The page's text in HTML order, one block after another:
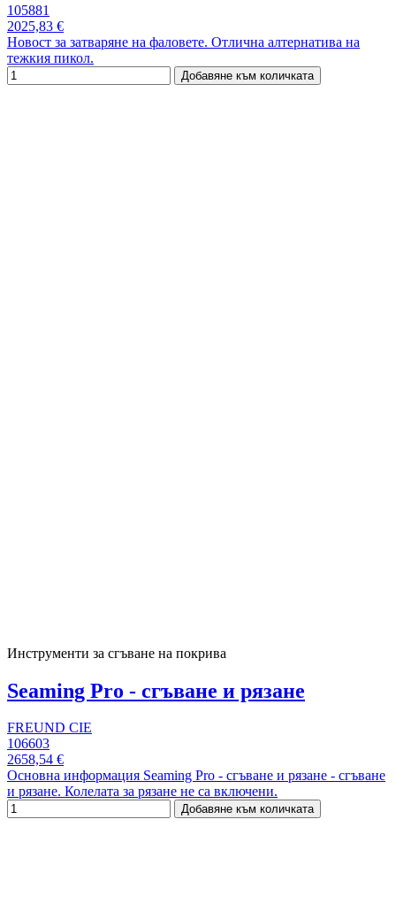
105881
2025,83 €
Новост за затваряне на фаловете. Отлична алтернатива на
тежкия пикол.
Добавяне към количката
Инструменти за сгъване на покрива
Seaming Pro - сгъване и рязане
FREUND CIE
106603
2658,54 €
Основна информация Seaming Pro - сгъване и рязане - сгъване
и рязане. Колелата за рязане не са включени.
Добавяне към количката